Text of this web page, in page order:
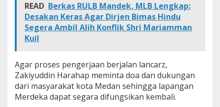
e
r
j
a
u
d
a
h
T
READ Berkas RULB Mandek, MLB Lengkap:
Desakan Keras Agar Dirjen Bimas Hindu
Segera Ambil Alih Konflik Shri Mariamman
Kuil
Agar proses pengerjaan berjalan lancarz,
Zakiyuddin Harahap meminta doa dan dukungan
dari masyarakat kota Medan sehingga lapangan
Merdeka dapat segara difungsikan kembali.